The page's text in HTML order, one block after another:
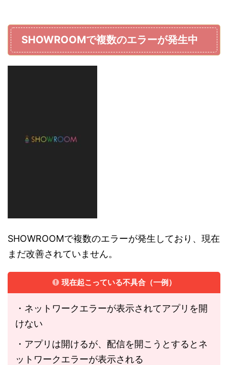
SHOWROOMで複数のエラーが発生中
SHOWROOMで複数のエラーが発生しており、現在
まだ改善されていません。
現在起こっている不具合（一例）
・ネットワークエラーが表示されてアプリを開
けない
・アプリは開けるが、配信を開こうとするとネ
ットワークエラーが表示される